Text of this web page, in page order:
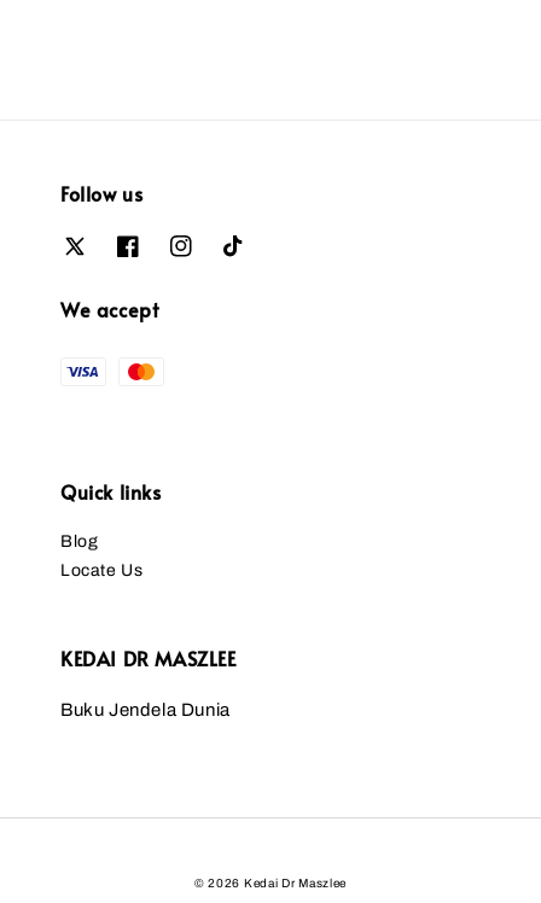
Follow us
We accept
Quick links
Blog
Locate Us
KEDAI DR MASZLEE
Buku Jendela Dunia
© 2026 Kedai Dr Maszlee